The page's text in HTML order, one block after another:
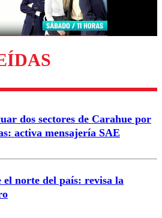
Enviar comentario
dos sectores de Carahue por
activa mensajería SAE
el norte del país: revisa la